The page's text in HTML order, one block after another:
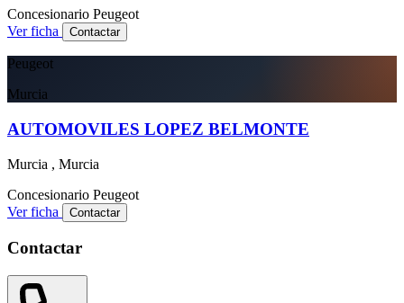
Concesionario Peugeot
Ver ficha
Contactar
Peugeot
Murcia
AUTOMOVILES LOPEZ BELMONTE
Murcia , Murcia
Concesionario Peugeot
Ver ficha
Contactar
Contactar